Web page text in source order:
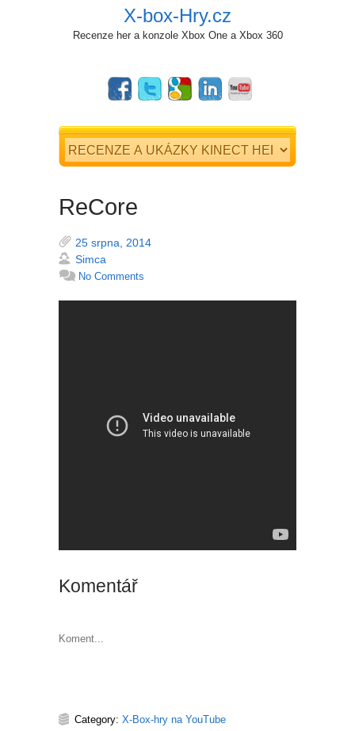
X-box-Hry.cz
Recenze her a konzole Xbox One a Xbox 360
ReCore
25 srpna, 2014
Simca
No Comments
Komentář
Koment...
Category: X-Box-hry na YouTube